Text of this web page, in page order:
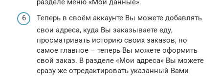
Теперь в своём аккаунте Вы можете добавлять
свои адреса, куда Вы заказываете еду,
просматривать историю своих заказов, но
самое главное – теперь Вы можете оформить
свой заказ. В разделе «Мои адреса» Вы можете
сразу же отредактировать указанный Вами